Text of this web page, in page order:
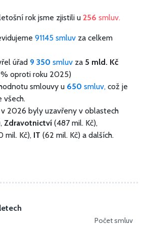
rok jsme zjistili u 256 smluv.
91145 smluv za celkem
úřad 9 350 smluv za 5 mld. Kč
oproti roku 2025)
smlouvy u 650 smluv, což je
všech.
2026 byly uzavřeny v oblastech
Zdravotnictví (487 mil. Kč),
mil. Kč), IT (62 mil. Kč) a dalších.
Počet smluv